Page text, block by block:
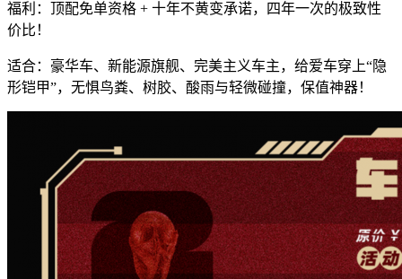
福利：顶配免单资格 + 十年不黄变承诺，四年一次的极致性
价比！
适合：豪华车、新能源旗舰、完美主义车主，给爱车穿上“隐
形铠甲”，无惧鸟粪、树胶、酸雨与轻微碰撞，保值神器！